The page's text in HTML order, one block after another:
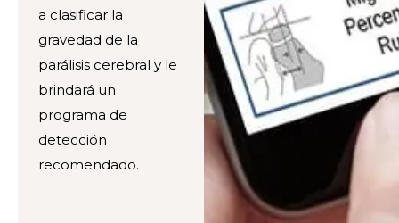
a clasificar la
gravedad de la
parálisis cerebral y le
brindará un
programa de
detección
recomendado.